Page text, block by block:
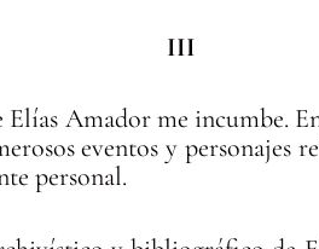
III
Amador me incumbe.
eventos y personajes
personal.